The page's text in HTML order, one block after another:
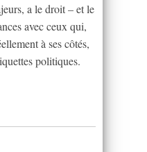
a le droit – et le
avec ceux qui,
à ses côtés,
politiques.